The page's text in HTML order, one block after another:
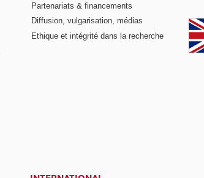
Partenariats & financements
Diffusion, vulgarisation, médias
Ethique et intégrité dans la recherche